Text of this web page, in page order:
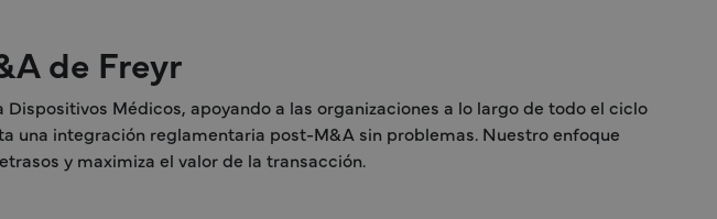
de Freyr
Médicos, apoyando a las organizaciones a lo largo de todo el ciclo
una integración reglamentaria post-M&A sin problemas. Nuestro enfoque
y maximiza el valor de la transacción.